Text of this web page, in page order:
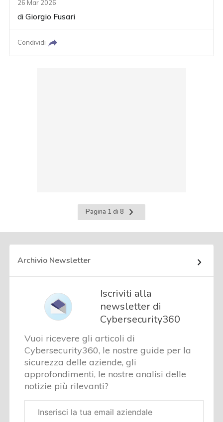
26 Mar 2026
diGiorgio Fusari
Condividi
Pagina 1 di 8
Pagina
successiva
Archivio Newsletter
Iscriviti alla
newsletter di
Cybersecurity360
Vuoi ricevere gli articoli di
Cybersecurity360, le nostre guide per la
sicurezza delle aziende, gli
approfondimenti, le nostre analisi delle
notizie più rilevanti?
aziendale